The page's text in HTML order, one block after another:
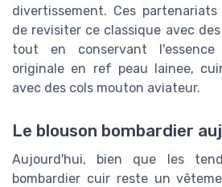
divertissement. Ces
de revisiter ce classique avec
tout en conservant
originale en ref peau lainee,
avec des cols mouton aviateur.
Le blouson bombardier
Aujourd'hui, bien que les
bombardier cuir reste un